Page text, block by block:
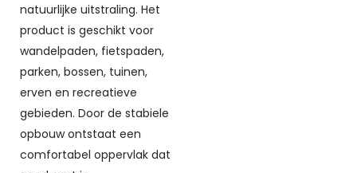
natuurlijke uitstraling. Het
product is geschikt voor
wandelpaden, fietspaden,
parken, bossen, tuinen,
erven en recreatieve
gebieden. Door de stabiele
opbouw ontstaat een
comfortabel oppervlak dat